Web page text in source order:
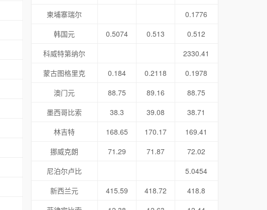
柬埔寨瑞尔
0.1776
韩国元
0.5074 0.513
0.512
科威特第纳尔
2330.41
蒙古图格里克
0.184 0.2118
0.1978
澳门元
88.75 89.16
88.75
墨西哥比索
38.3 39.08
38.71
林吉特
168.65 170.17
169.41
挪威克朗
71.29 71.87
72.02
尼泊尔卢比
5.0454
新西兰元
415.59 418.72
418.8